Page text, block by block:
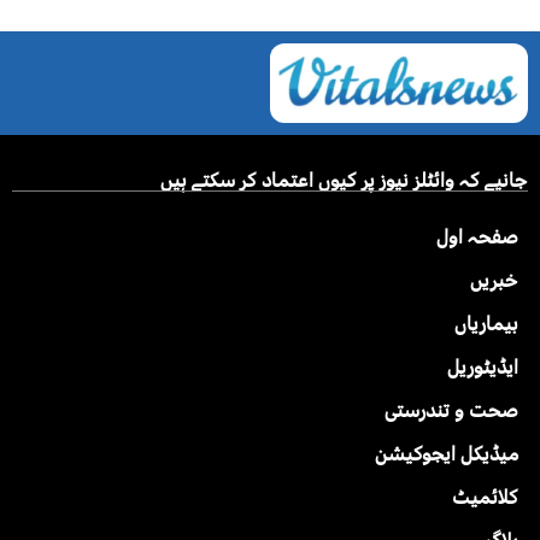
جانیے کہ وائٹلز نیوز پر کیوں اعتماد کر سکتے ہیں
صفحہ اول
خبریں
بیماریاں
ایڈیٹوریل
صحت و تندرستی
میڈیکل ایجوکیشن
کلائمیٹ